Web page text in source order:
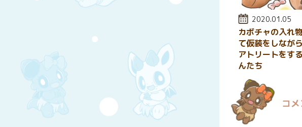
投稿日:
2020.01.05
カボチャの入れ
て仮装をしなが
アトリートをす
んたち
コ